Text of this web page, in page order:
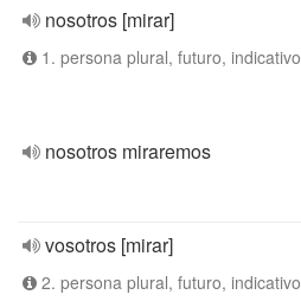
nosotros [mirar]
1. persona plural, futuro, indicativo
nosotros miraremos
vosotros [mirar]
2. persona plural, futuro, indicativo